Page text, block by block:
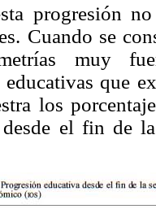
progresión
Cuando se
muy
educativas que
los
el fin de